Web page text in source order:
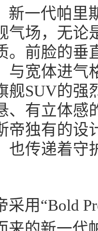
新一代帕里
气场，无论
。前脸的垂
与宽体进气
舰SUV的强
、有立体感
帝独有的设
也传递着守
采用“Bold